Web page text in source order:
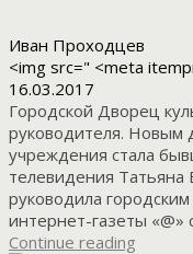
Иван Проходцев
<img src=" <meta
16.03.2017
Городской Дворец
руководителя. Новым
учреждения стала
телевидения Татьяна
руководила
интернет-газеты «@»
Continue reading